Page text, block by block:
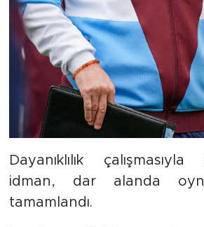
Dayanıklılık
idman, dar alanda
tamamlandı.